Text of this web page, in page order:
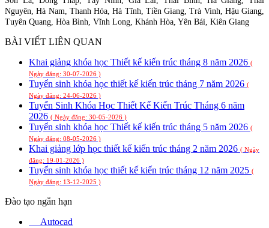
Nguyên, Hà Nam, Thanh Hóa, Hà Tĩnh, Tiền Giang, Trà Vinh, Hậu Giang,
Tuyên Quang, Hòa Bình, Vĩnh Long, Khánh Hòa, Yên Bái, Kiên Giang
BÀI VIẾT LIÊN QUAN
Khai giảng khóa học Thiết kế kiến trúc tháng 8 năm 2026 (
Ngày đăng: 30-07-2026 )
Tuyển sinh khóa học thiết kế kiến trúc tháng 7 năm 2026 (
Ngày đăng: 24-06-2026 )
Tuyển Sinh Khóa Học Thiết Kế Kiến Trúc Tháng 6 năm
2026 ( Ngày đăng: 30-05-2026 )
Tuyển sinh khóa học Thiết kế kiến trúc tháng 5 năm 2026 (
Ngày đăng: 08-05-2026 )
Khai giảng lớp học thiết kế kiến trúc tháng 2 năm 2026 ( Ngày
đăng: 19-01-2026 )
Tuyển sinh khóa học thiết kế kiến trúc tháng 12 năm 2025 (
Ngày đăng: 13-12-2025 )
Đào tạo ngắn hạn
Autocad